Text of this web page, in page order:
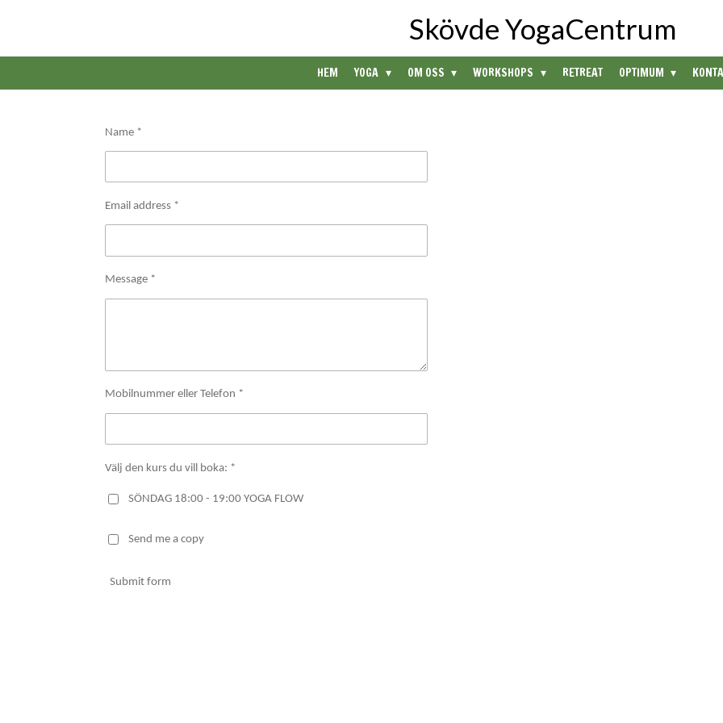
Skövde YogaCentrum
HEM YOGA OM OSS WORKSHOPS RETREAT OPTIMUM
Name *
Email address *
Message *
Mobilnummer eller Telefon *
Välj den kurs du vill boka: *
SÖNDAG 18:00 - 19:00 YOGA FLOW
Send me a copy
Submit form